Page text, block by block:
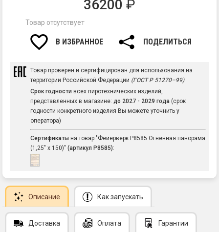
36200 ₽
Товар отсутствует
В ИЗБРАННОЕ ПОДЕЛИТЬСЯ
Товар проверен и сертифицирован для использования на
территории Российской Федерации (ГОСТ Р 51270–99)
Срок годности всех пиротехнических изделий,
представленных в магазине: до 2027 - 2029 года (срок
годности конкретного изделия Вы можете уточнить у
оператора)
Сертификаты на товар "Фейерверк Р8585 Огненная панорама
(1,25" х 150)" (артикул Р8585):
Описание Как запускать
Доставка Оплата Гарантии